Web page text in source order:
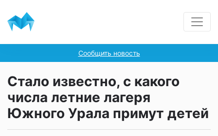
Сообщить новость
Стало известно, с какого
числа летние лагеря
Южного Урала примут детей